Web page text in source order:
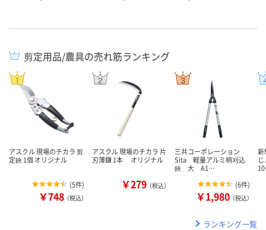
剪定用品/農具の売れ筋ランキング
アスクル 現場のチカラ 剪
定鋏 1個 オリジナル
(5件)
￥748 （税込）
アスクル 現場のチカラ 片
刃薄鎌 1本 オリジナル
￥279 （税込）
三共コーポレーション
Sita 軽量アルミ柄刈込
鋏 大 A1…
(6件)
￥1,980 （税込）
新
ランキング一覧